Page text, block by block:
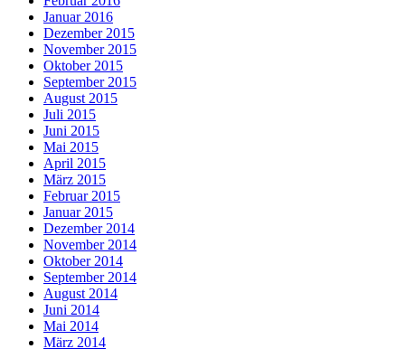
Januar 2016
Dezember 2015
November 2015
Oktober 2015
September 2015
August 2015
Juli 2015
Juni 2015
Mai 2015
April 2015
März 2015
Februar 2015
Januar 2015
Dezember 2014
November 2014
Oktober 2014
September 2014
August 2014
Juni 2014
Mai 2014
März 2014